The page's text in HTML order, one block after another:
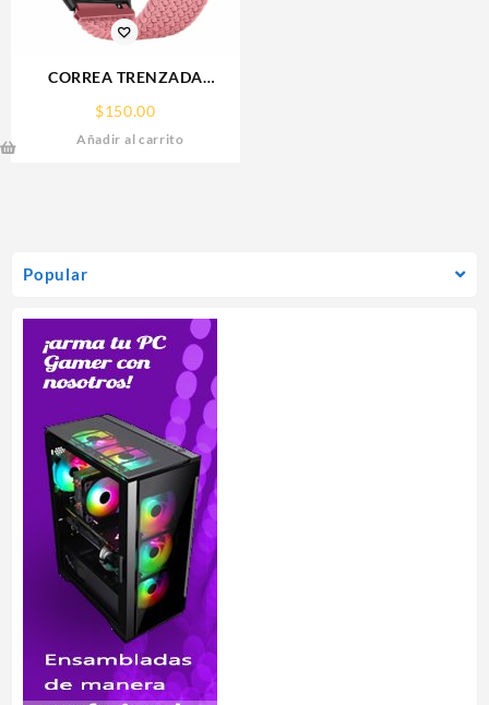
Popular
CORREA TRENZADA
$150.00
Añadir al carrito